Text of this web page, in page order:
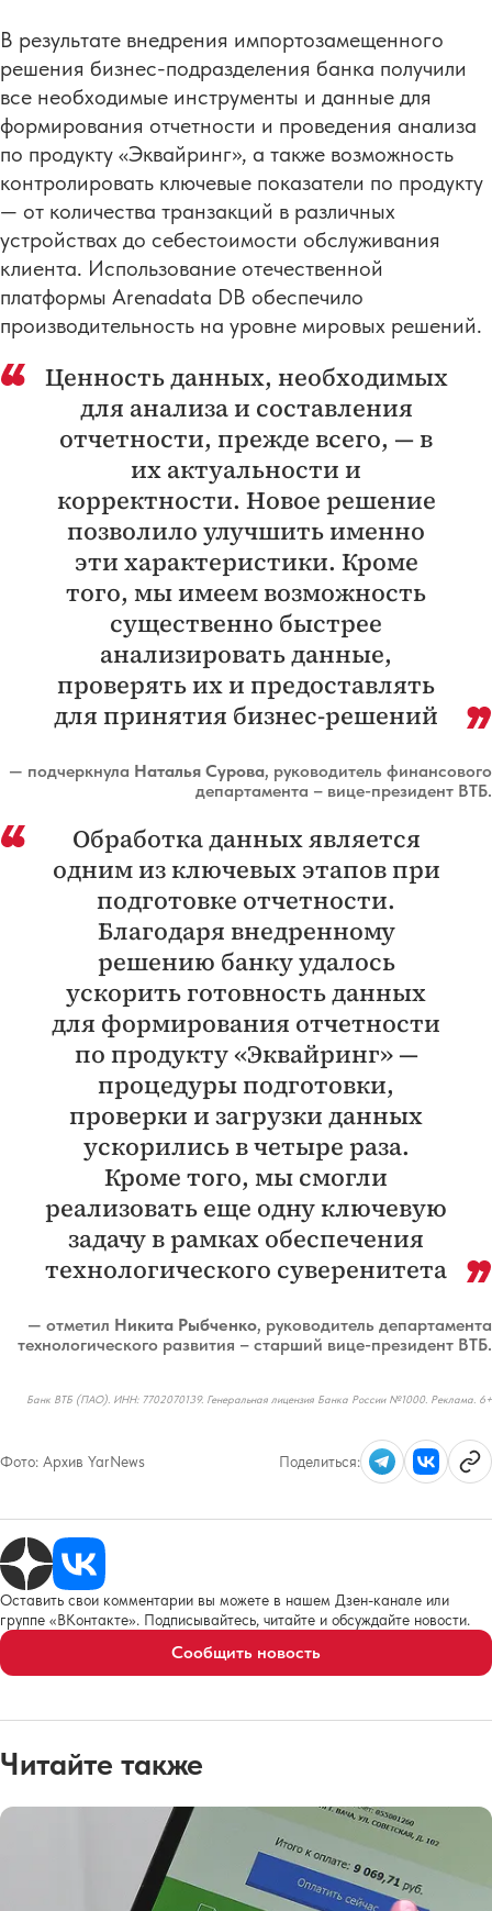
В результате внедрения импортозамещенного
решения бизнес-подразделения банка получили
все необходимые инструменты и данные для
формирования отчетности и проведения анализа
по продукту «Эквайринг», а также возможность
контролировать ключевые показатели по продукту
— от количества транзакций в различных
устройствах до себестоимости обслуживания
клиента. Использование отечественной
платформы Arenadata DB обеспечило
производительность на уровне мировых решений.
Ценность данных, необходимых
для анализа и составления
отчетности, прежде всего, — в
их актуальности и
корректности. Новое решение
позволило улучшить именно
эти характеристики. Кроме
того, мы имеем возможность
существенно быстрее
анализировать данные,
проверять их и предоставлять
для принятия бизнес-решений
— подчеркнула Наталья Сурова, руководитель финансового
департамента – вице-президент ВТБ.
Обработка данных является
одним из ключевых этапов при
подготовке отчетности.
Благодаря внедренному
решению банку удалось
ускорить готовность данных
для формирования отчетности
по продукту «Эквайринг» —
процедуры подготовки,
проверки и загрузки данных
ускорились в четыре раза.
Кроме того, мы смогли
реализовать еще одну ключевую
задачу в рамках обеспечения
технологического суверенитета
— отметил Никита Рыбченко, руководитель департамента
технологического развития – старший вице-президент ВТБ.
Банк ВТБ (ПАО). ИНН: 7702070139. Генеральная лицензия Банка России №1000. Реклама. 6+
Фото: Архив YarNews Поделиться:
Оставить свои комментарии вы можете в нашем Дзен-канале или
группе «ВКонтакте». Подписывайтесь, читайте и обсуждайте новости.
Сообщить новость
Читайте также